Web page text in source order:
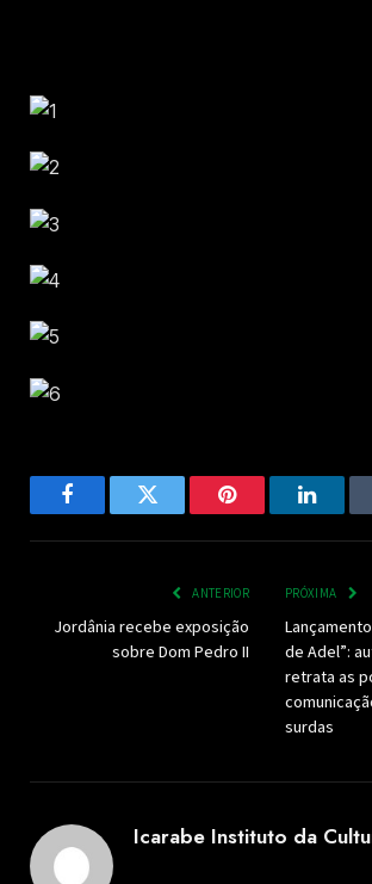
FacebookTwitter Pinterest
ANTERIOR
Jordânia recebe exposição
sobre Dom Pedro II
PRÓXIMA
de Adel”:
retrata as
surdas
Icarabe Instituto da